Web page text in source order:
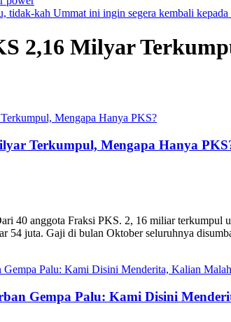
tidak-kah Ummat ini ingin segera kembali kepada
2,16 Milyar
Terkumpul, Mengapa Hanya
40 anggota Fraksi PKS. 2, 16 miliar terkumpul
54 juta. Gaji di bulan Oktober seluruhnya
Gempa Palu: Kami Disini